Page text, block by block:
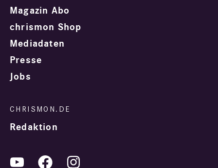
Magazin Abo
chrismon Shop
Mediadaten
Presse
Jobs
Redaktion